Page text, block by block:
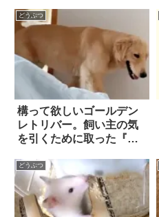
いに救いの手が差し伸べ
られた！
どうぶつ
構って欲しいゴールデン
レトリバー。飼い主の気
を引くために取った『行
どうぶつ